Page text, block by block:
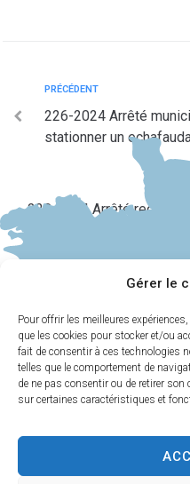
Gérer le
Pour offrir les meilleures
que les cookies pour stocker et/ou
fait de consentir à ces technologies
telles que le comportement de
de ne pas consentir ou de retirer
sur certaines caractéristiques et
PRÉCÉDENT
226-2024 Arrêté
stationner un
228-2024 Arrêté
MAIRIE
11 Rue
Poulain
Combray
02 37